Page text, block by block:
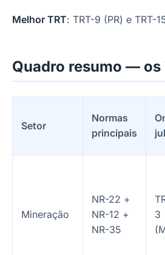
Melhor TRT: TRT-9 (PR) e TRT-
Quadro resumo — os
Setor
Normas
principais
Mineração
NR-22 +
NR-12 +
NR-35
3